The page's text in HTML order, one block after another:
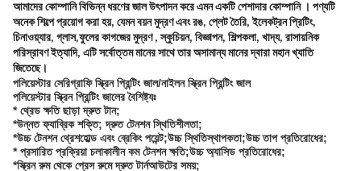
আমাদের কোম্পানি বিভিন্ন ধরণের জাল উৎপাদন করে এমন একটি পেশাদার কোম্পানি । পণ্যটি
অনেক শিল্পে প্রয়োগ করা হয়, যেমন বয়ন মুদ্রণ এবং রঙ, প্লেট তৈরি, ইলেকট্রন প্রিটিং,
চিনাওয়্যার, গ্লাস,ফুলের কাগজের মুদ্রণ , স্কুচিয়ন, বিজ্ঞাপন, শিল্পকলা, খাদ্য, রাসায়নিক
পরিস্রাবণ ইত্যাদি, এটি সর্বোত্তম মানের সাথে তার অসামান্য মানের দ্বারা মহান খ্যাতি
জিতেছে।
পলিয়েস্টার সেরিগ্রাফি স্ক্রিন প্রিন্টিং জাল/নাইলন স্ক্রিন প্রিন্টিং জাল
পলিয়েস্টার স্ক্রিন প্রিন্টিং জালের বৈশিষ্ট্যঃ
* থ্রেড ক্ষতি ছাড়া দ্রুত টান;
*উন্নত ফ্যাব্রিক শক্তি; দ্রুত টেনশন স্থিতিশীলতা;
*উচ্চ টেনশন থ্রেশহোল্ড এবং ব্রেকিং পয়েন্ট;উচ্চ স্থিতিস্থাপকতা;উচ্চ তাপ প্রতিরোধের;
* প্রসারিত প্রক্রিয়া চলাকালীন কম টেনশন ক্ষতি;উচ্চ অ্যাসিড প্রতিরোধের;
*স্ক্রিন রুম থেকে প্রেস রুমে দ্রুত টার্নআউটের সময়;